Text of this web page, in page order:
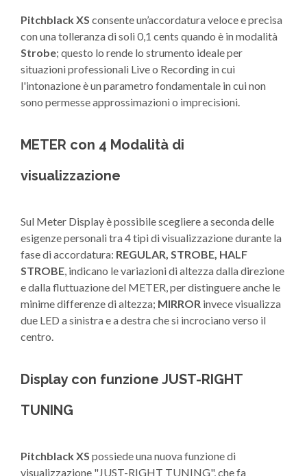
Pitchblack XS consente un’accordatura veloce e precisa
con una tolleranza di soli 0,1 cents quando è in modalità
Strobe; questo lo rende lo strumento ideale per
situazioni professionali Live o Recording in cui
l'intonazione è un parametro fondamentale in cui non
sono permesse approssimazioni o imprecisioni.
METER con 4 Modalità di
visualizzazione
Sul Meter Display è possibile scegliere a seconda delle
esigenze personali tra 4 tipi di visualizzazione durante la
fase di accordatura: REGULAR, STROBE, HALF
STROBE , indicano le variazioni di altezza dalla direzione
e dalla fluttuazione del METER, per distinguere anche le
minime differenze di altezza; MIRROR invece visualizza
due LED a sinistra e a destra che si incrociano verso il
centro.
Display con funzione JUST-RIGHT
TUNING
Pitchblack XS possiede una nuova funzione di
visualizzazione "JUST-RIGHT TUNING", che fa